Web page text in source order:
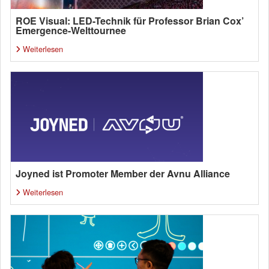
ROE Visual: LED-Technik für Professor Brian Cox’
Emergence-Welttournee
Weiterlesen
Joyned ist Promoter Member der Avnu Alliance
Weiterlesen